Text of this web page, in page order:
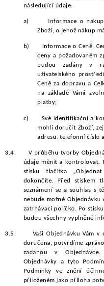
následující údaje:
a)
Informace o
Zboží, o jehož nákup
b)
Informace o Ceně,
ceny a požadovaném
budou zadány v
uživatelského
Ceně za dopravu a
na základě Vámi
platby;
c)
Své identifikační a
mohli doručit Zboží,
adresu, telefonní číslo
3.4.
V průběhu tvorby
údaje měnit a kontrolovat.
stisku tlačítka
dokončíte. Před stiskem
seznámení se a souhlas s
nebude možné
zatrhávací políčko. Po
budou všechny vyplněné
3.5.
Vaši Objednávku Vám
doručena, potvrdíme
zadanou v
Objednávky a tyto
Podmínky ve znění
přiloženém jako příloha